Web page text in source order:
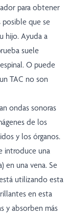
para obtener
posible que se
hijo. Ayuda a
suele
O puede
TAC no son
ondas sonoras
de los
y los órganos.
introduce una
en una vena. Se
utilizando esta
en esta
y absorben más